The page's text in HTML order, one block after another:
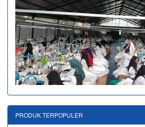
PRODUK TERPOPULER